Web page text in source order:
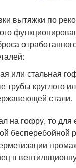
вытяжки по
или стальная
трубы круглого
стали.
на гофру, то для
бесперебойной
в